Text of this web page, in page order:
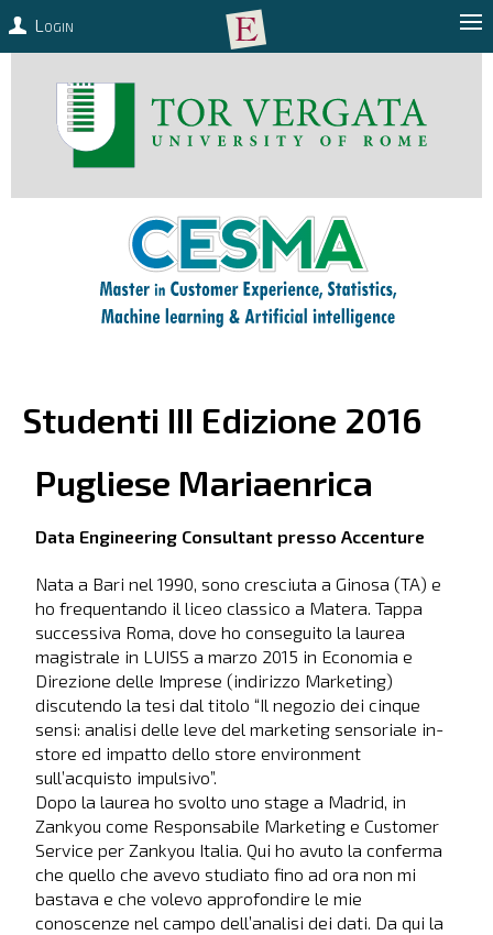
Login
Studenti III Edizione 2016
Pugliese Mariaenrica
Data Engineering Consultant presso Accenture
Nata a Bari nel 1990, sono cresciuta a Ginosa (TA) e
ho frequentando il liceo classico a Matera. Tappa
successiva Roma, dove ho conseguito la laurea
magistrale in LUISS a marzo 2015 in Economia e
Direzione delle Imprese (indirizzo Marketing)
discutendo la tesi dal titolo “Il negozio dei cinque
sensi: analisi delle leve del marketing sensoriale in-
store ed impatto dello store environment
sull’acquisto impulsivo”.
Dopo la laurea ho svolto uno stage a Madrid, in
Zankyou come Responsabile Marketing e Customer
Service per Zankyou Italia. Qui ho avuto la conferma
che quello che avevo studiato fino ad ora non mi
bastava e che volevo approfondire le mie
conoscenze nel campo dell’analisi dei dati. Da qui la